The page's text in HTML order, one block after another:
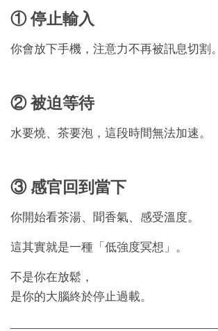
① 停止輸入
你會放下手機，注意力不再被訊息切割。
② 被迫等待
水要燒、茶要泡，這段時間無法加速。
③ 感官回到當下
你開始看茶湯、聞香氣、感受溫度。
這其實就是一種「低強度冥想」。
不是你在放鬆，
是你的大腦終於停止過載。